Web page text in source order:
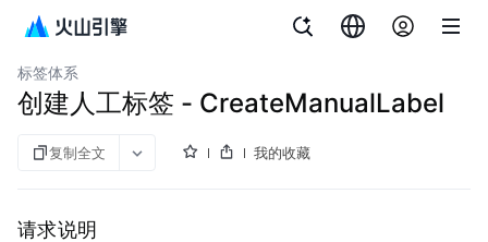
客户数据平台（私有化）
标签体系
创建人工标签 - CreateManualLabel
复制全文 我的收藏
请求说明